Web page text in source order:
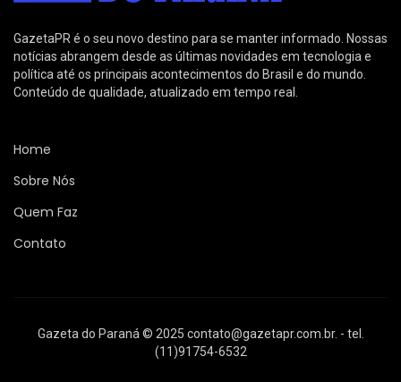
GazetaPR é o seu novo destino para se manter informado. Nossas
notícias abrangem desde as últimas novidades em tecnologia e
política até os principais acontecimentos do Brasil e do mundo.
Conteúdo de qualidade, atualizado em tempo real.
Home
Sobre Nós
Quem Faz
Contato
Gazeta do Paraná © 2025 contato@gazetapr.com.br. - tel.
(11)91754-6532